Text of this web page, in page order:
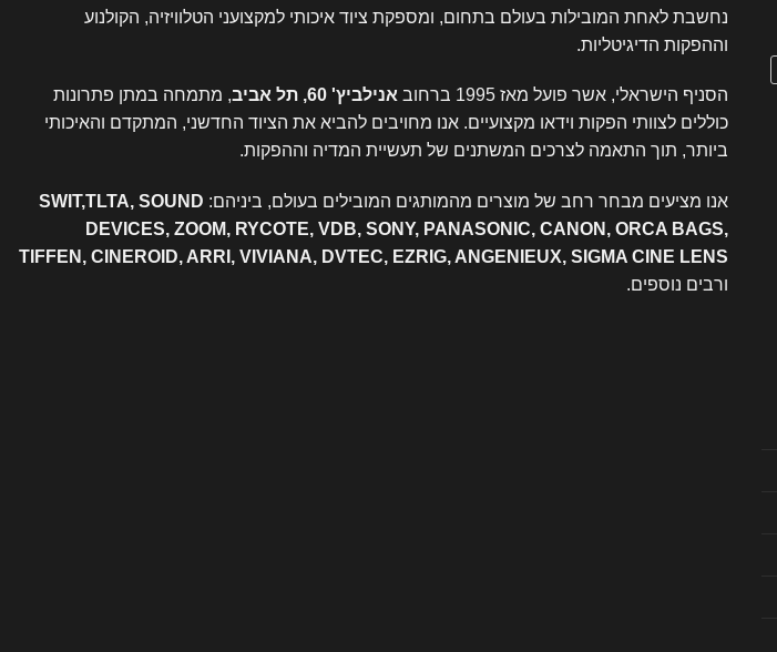
נחשבת לאחת המובילות בעולם בתחום, ומספקת ציוד איכותי למקצועני הטלוויזיה, הקולנוע
וההפקות הדיגיטליות.
הסניף הישראלי, אשר פועל מאז 1995 ברחוב אנילביץ' 60, תל אביב
, מתמחה במתן פתרונות
כוללים לצוותי הפקות וידאו מקצועיים. אנו מחויבים להביא את הציוד החדשני, המתקדם והאיכותי
ביותר, תוך התאמה לצרכים המשתנים של תעשיית המדיה וההפקות.
אנו מציעים מבחר רחב של מוצרים מהמותגים המובילים בעולם, ביניהם: SWIT,TLTA, SOUND
DEVICES, ZOOM, RYCOTE, VDB, SONY, PANASONIC, CANON, ORCA BAGS,
TIFFEN, CINEROID, ARRI, VIVIANA, DVTEC, EZRIG, ANGENIEUX, SIGMA CINE LENS
ורבים נוספים.